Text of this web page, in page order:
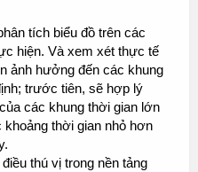
tích biểu đồ trên các
hiện. Và xem xét thực tế
ảnh hưởng đến các khung
trước tiên, sẽ hợp lý
các khung thời gian lớn
thời gian nhỏ hơn
thú vị trong nền tảng